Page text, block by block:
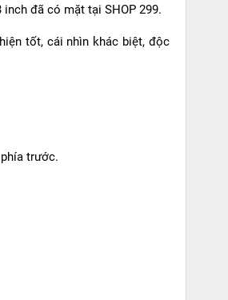
đã có mặt tại SHOP 299.
tốt, cái nhìn khác biệt, độc
trước.